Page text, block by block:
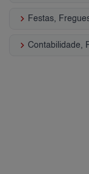
keyboard_arrow_right Festas,
keyboard_arrow_right Contabilidade,